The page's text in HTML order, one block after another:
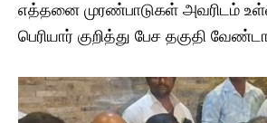
எத்தனை முரண்பாடுகள் அவரிடம்
பெரியார் குறித்து பேச தகுதி